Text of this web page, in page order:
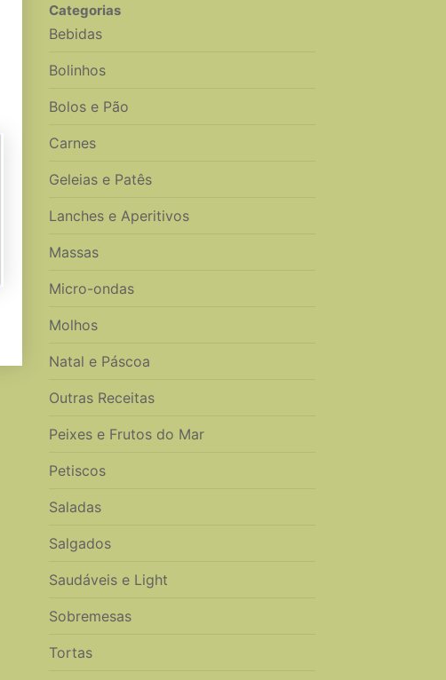
Categorias
Bebidas
Bolinhos
Bolos e Pão
Carnes
Geleias e Patês
Lanches e Aperitivos
Massas
Micro-ondas
Molhos
Natal e Páscoa
Outras Receitas
Peixes e Frutos do Mar
Petiscos
Saladas
Salgados
Saudáveis e Light
Sobremesas
Tortas